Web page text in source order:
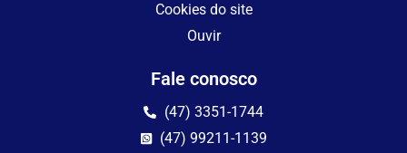
Cookies do site
Ouvir
Fale conosco
(47) 3351-1744
(47) 99211-1139